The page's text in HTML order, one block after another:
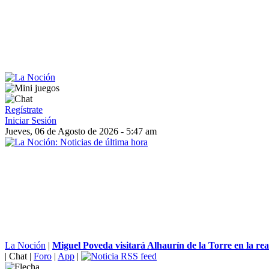
Regístrate
Iniciar Sesión
Jueves, 06 de Agosto de 2026 - 5:47 am
La Noción | Miguel Poveda visitará Alhaurín de la Torre en la
| Chat | Foro | App |